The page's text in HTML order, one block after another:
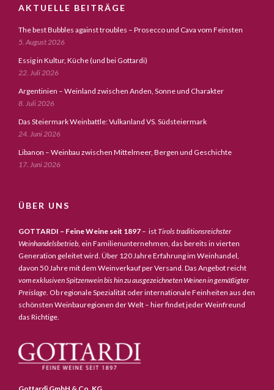
AKTUELLE BEITRÄGE
The best Bubbles against troubles – Prosecco und Cava vom Feinsten
5. August 2026
Essig in Kultur, Küche (und bei Gottardi)
22. Juli 2026
Argentinien – Weinland zwischen Anden, Sonne und Charakter
8. Juli 2026
Das Steiermark Weinbattle: Vulkanland VS. Südsteiermark
24. Juni 2026
Libanon – Weinbau zwischen Mittelmeer, Bergen und Geschichte
17. Juni 2026
ÜBER UNS
GOTTARDI – Feine Weine seit 1897 – istTirols traditionsreichster
Weinhandelsbetrieb, ein Familienunternehmen, das bereits in vierten
Generation geleitet wird. Über 120 Jahre Erfahrung im Weinhandel,
davon 50 Jahre mit dem Weinverkauf per Versand. Das Angebot reicht
vom exklusiven Spitzenwein bis hin zu ausgezeichneten Weinen in gemäßigter
Preislage. Ob regionale Spezialität oder internationale Feinheiten aus den
schönsten Weinbauregionen der Welt – hier findet jeder Weinfreund
das Richtige.